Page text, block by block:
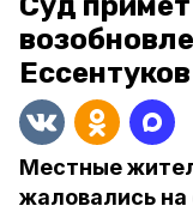
Ессентуков
Местные
жаловались на